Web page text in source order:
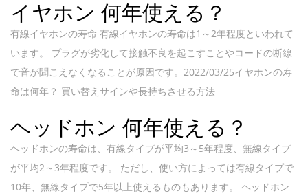
イヤホン 何年使える？
有線イヤホンの寿命 有線イヤホンの寿命は1～2年程度といわれて
います。 プラグが劣化して接触不良を起こすことやコードの断線
で音が聞こえなくなることが原因です。2022/03/25イヤホンの寿
命は何年？ 買い替えサインや長持ちさせる方法
ヘッドホン 何年使える？
ヘッドホンの寿命は、有線タイプが平均3～5年程度、無線タイプ
が平均2～3年程度です。 ただし、使い方によっては有線タイプで
10年、無線タイプで5年以上使えるものもあります。 ヘッドホン